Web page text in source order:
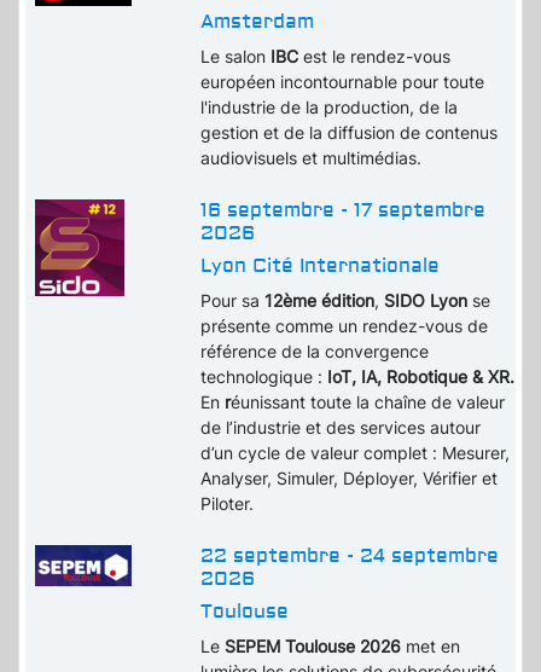
Amsterdam
Le salon IBCest le rendez-vous
européen incontournable pour toute
l'industrie de la production, de la
gestion et de la diffusion de contenus
audiovisuels et multimédias.
16 septembre - 17 septembre
2026
Lyon Cité Internationale
Pour sa12ème édition, SIDO Lyon se
présente comme un rendez-vous de
référence de la convergence
technologique : IoT, IA, Robotique & XR.
En réunissant toute la chaîne de valeur
de l’industrie et des services autour
d’un cycle de valeur complet : Mesurer,
Analyser, Simuler, Déployer, Vérifier et
Piloter.
22 septembre - 24 septembre
2026
Toulouse
Le SEPEM Toulouse 2026 met en